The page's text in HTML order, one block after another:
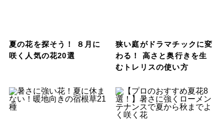
夏の花を探そう！ ８月に
咲く人気の花20選
狭い庭がドラマチックに変
わる！ 高さと奥行きを生
むトレリスの使い方